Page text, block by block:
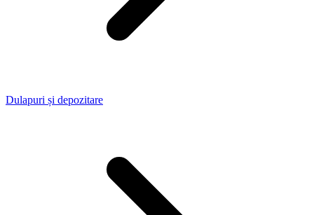
Dulapuri și depozitare